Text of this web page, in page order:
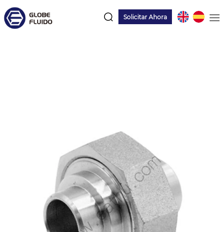
Solicitar Ahora